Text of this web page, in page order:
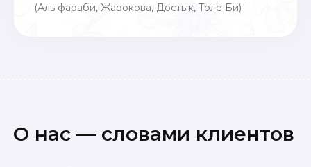
(Аль фараби, Жарокова, Достык, Толе Би)
О нас — словами клиентов